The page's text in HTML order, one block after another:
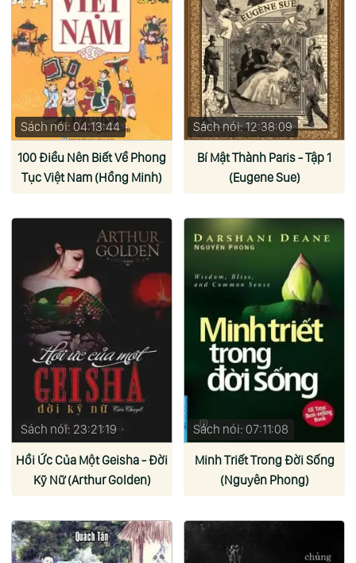
Sách nói: 04:13:44
100 Điều Nên Biết Về Phong
Tục Việt Nam (Hồng Minh)
Sách nói: 12:38:09
Bí Mật Thành Paris - Tập 1
(Eugene Sue)
Sách nói: 23:21:19
Hồi Ức Của Một Geisha - Đời
Kỹ Nữ (Arthur Golden)
Sách nói: 07:11:08
Minh Triết Trong Đời Sống
(Nguyên Phong)